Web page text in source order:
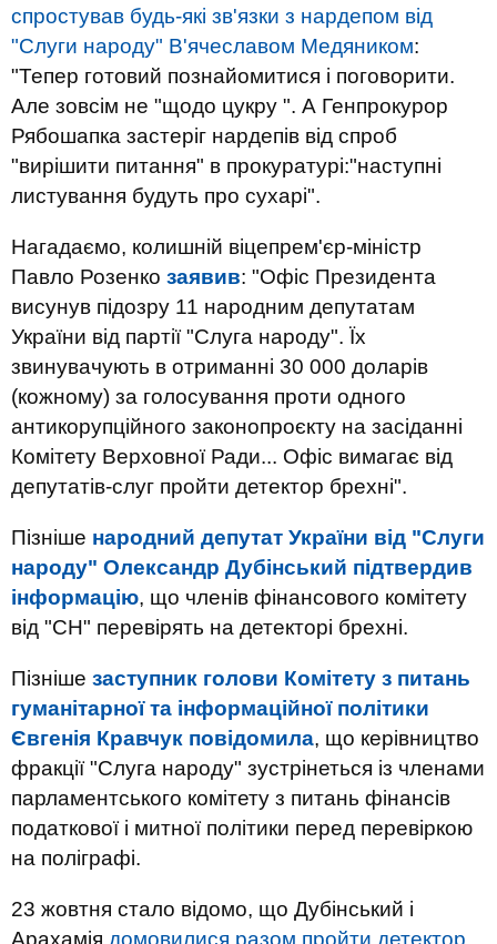
спростував будь-які зв'язки з нардепом від
"Слуги народу" В'ячеславом Медяником:
"Тепер готовий познайомитися і поговорити.
Але зовсім не "щодо цукру ". А Генпрокурор
Рябошапка застеріг нардепів від спроб
"вирішити питання" в прокуратурі:"наступні
листування будуть про сухарі".
Нагадаємо, колишній віцепрем'єр-міністр
Павло Розенко заявив: "Офіс Президента
висунув підозру 11 народним депутатам
України від партії "Слуга народу". Їх
звинувачують в отриманні 30 000 доларів
(кожному) за голосування проти одного
антикорупційного законопроєкту на засіданні
Комітету Верховної Ради... Офіс вимагає від
депутатів-слуг пройти детектор брехні".
Пізніше народний депутат України від "Слуги
народу" Олександр Дубінський підтвердив
інформацію, що членів фінансового комітету
від "СН" перевірять на детекторі брехні.
Пізніше заступник голови Комітету з питань
гуманітарної та інформаційної політики
Євгенія Кравчук повідомила, що керівництво
фракції "Слуга народу" зустрінеться із членами
парламентського комітету з питань фінансів
податкової і митної політики перед перевіркою
на поліграфі.
23 жовтня стало відомо, що Дубінський і
Арахамія домовилися разом пройти детектор